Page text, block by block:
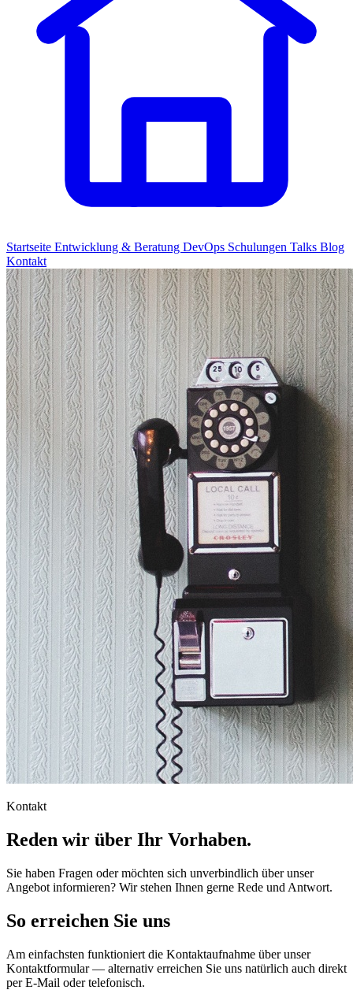
Startseite Entwicklung & Beratung DevOps Schulungen Talks Blog
Kontakt
Kontakt
Reden wir über Ihr Vorhaben.
Sie haben Fragen oder möchten sich unverbindlich über unser
Angebot informieren? Wir stehen Ihnen gerne Rede und Antwort.
So erreichen Sie uns
Am einfachsten funktioniert die Kontaktaufnahme über unser
Kontaktformular — alternativ erreichen Sie uns natürlich auch direkt
per E-Mail oder telefonisch.